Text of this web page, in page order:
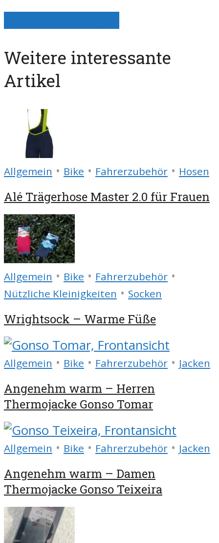
Weitere interessante
Artikel
Allgemein • Bike • Fahrerzubehör • Hosen
Alé Trägerhose Master 2.0 für Frauen
Allgemein • Bike • Fahrerzubehör •
Nützliche Kleinigkeiten • Socken
Wrightsock – Warme Füße
Allgemein • Bike • Fahrerzubehör • Jacken
Angenehm warm – Herren
Thermojacke Gonso Tomar
Allgemein • Bike • Fahrerzubehör • Jacken
Angenehm warm – Damen
Thermojacke Gonso Teixeira